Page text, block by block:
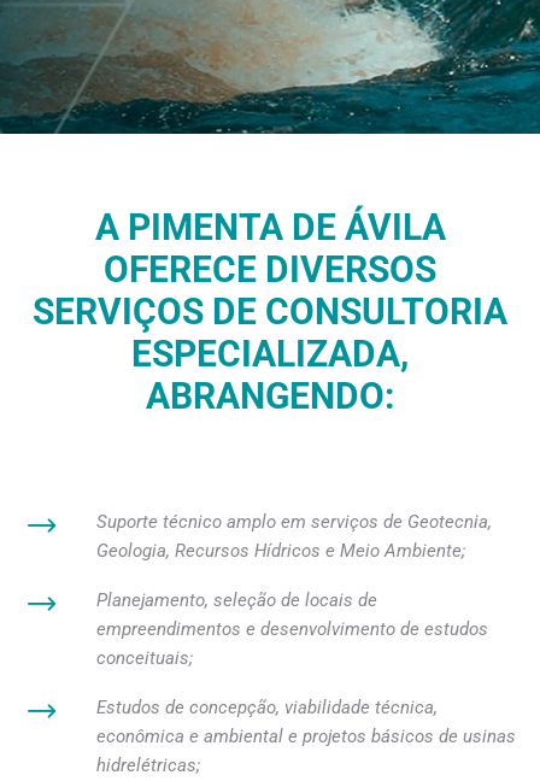
A PIMENTA DE ÁVILA
OFERECE DIVERSOS
SERVIÇOS DE CONSULTORIA
ESPECIALIZADA,
ABRANGENDO:
Suporte técnico amplo em serviços de Geotecnia,
Geologia, Recursos Hídricos e Meio Ambiente;
Planejamento, seleção de locais de
empreendimentos e desenvolvimento de estudos
conceituais;
Estudos de concepção, viabilidade técnica,
econômica e ambiental e projetos básicos de usinas
hidrelétricas;